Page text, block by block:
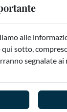
alle
qui sotto,
segnalate